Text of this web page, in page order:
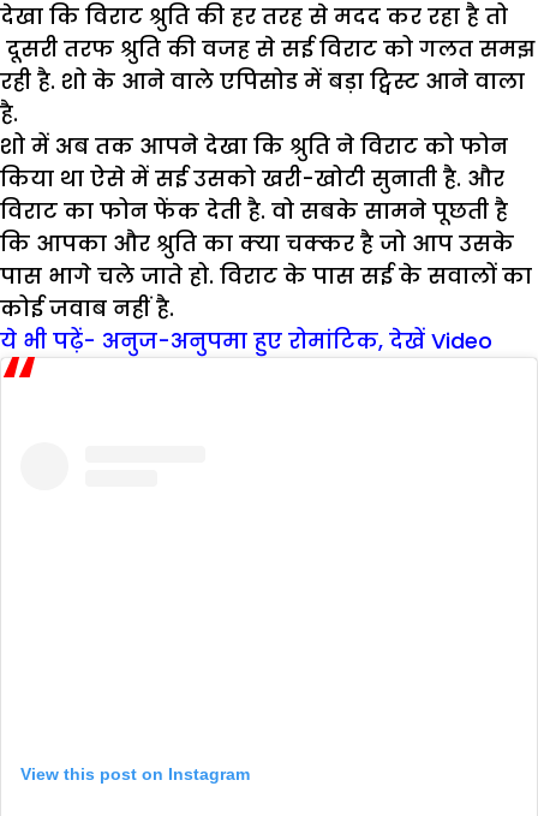
देखा कि विराट श्रुति की हर तरह से मदद कर रहा है तो
दूसरी तरफ श्रुति की वजह से सई विराट को गलत समझ
रही है. शो के आने वाले एपिसोड में बड़ा ट्विस्ट आने वाला
है.
शो में अब तक आपने देखा कि श्रुति ने विराट को फोन
किया था ऐसे में सई उसको खरी-खोटी सुनाती है. और
विराट का फोन फेंक देती है. वो सबके सामने पूछती है
कि आपका और श्रुति का क्‍या चक्‍कर है जो आप उसके
पास भागे चले जाते हो. विराट के पास सई के सवालों का
कोई जवाब नहीं है.
ये भी पढ़ें- अनुज-अनुपमा हुए रोमांटिक, देखें Video
View this post on Instagram